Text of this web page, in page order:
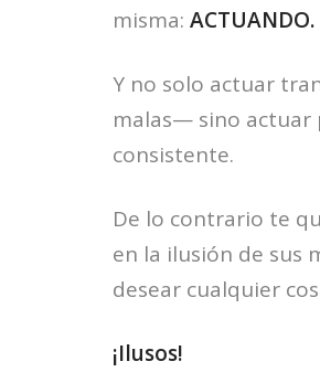
misma: ACTUANDO.
Y no solo actuar
malas— sino actuar
consistente.
De lo contrario te
en la ilusión de sus
desear cualquier
¡Ilusos!